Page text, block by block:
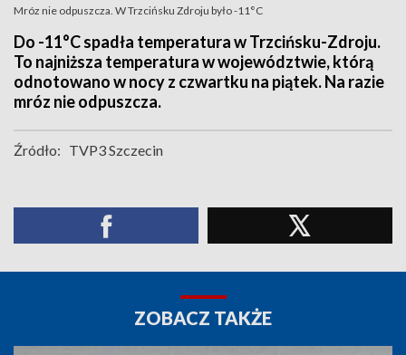
Mróz nie odpuszcza. W Trzcińsku Zdroju było -11°C
Do -11°C spadła temperatura w Trzcińsku-Zdroju.
To najniższa temperatura w województwie, którą
odnotowano w nocy z czwartku na piątek. Na razie
mróz nie odpuszcza.
Źródło: TVP3 Szczecin
ZOBACZ TAKŻE